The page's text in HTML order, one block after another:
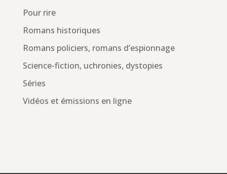
Pour rire
Romans historiques
Romans policiers, romans d’espionnage
Science-fiction, uchronies, dystopies
Séries
Vidéos et émissions en ligne